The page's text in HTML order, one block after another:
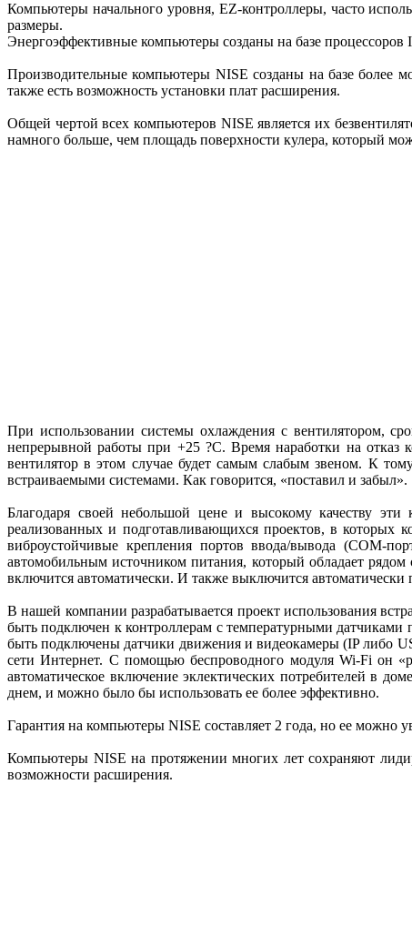
Компьютеры начального уровня, EZ-контроллеры, часто
размеры.
Энергоэффективные компьютеры созданы на базе
Производительные компьютеры NISE созданы на базе более
также есть возможность установки плат расширения.
Общей чертой всех компьютеров NISE является их
намного больше, чем площадь поверхности кулера, который
При использовании системы охлаждения с вентилятором,
непрерывной работы при +25 ?С. Время наработки на отказ
вентилятор в этом случае будет самым слабым звеном. К
встраиваемыми системами. Как говорится, «поставил и забыл».
Благодаря своей небольшой цене и высокому качеству
реализованных и подготавливающихся проектов, в которых
виброустойчивые крепления портов ввода/вывода
автомобильным источником питания, который обладает
включится автоматически. И также выключится
В нашей компании разрабатывается проект использования
быть подключен к контроллерам с температурными
быть подключены датчики движения и видеокамеры (IP либо
сети Интернет. С помощью беспроводного модуля Wi-Fi он
автоматическое включение эклектических потребителей в
днем, и можно было бы использовать ее более эффективно.
Гарантия на компьютеры NISE составляет 2 года, но ее можно
Компьютеры NISE на протяжении многих лет сохраняют
возможности расширения.